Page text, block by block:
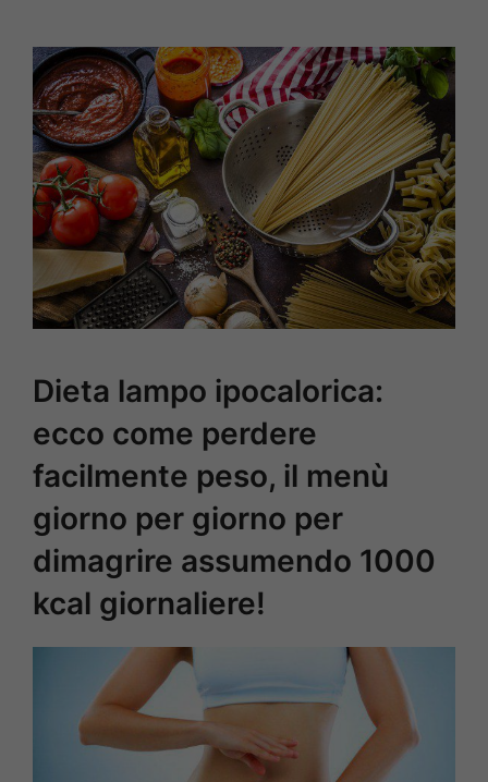
Dieta lampo ipocalorica:
ecco come perdere
facilmente peso, il menù
giorno per giorno per
dimagrire assumendo 1000
kcal giornaliere!